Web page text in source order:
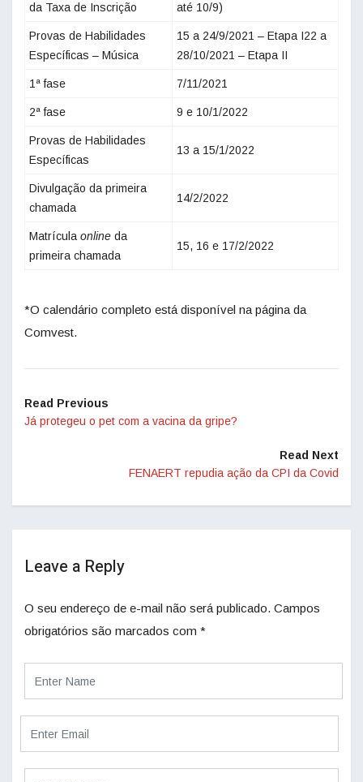
da Taxa de Inscrição até 10/9)
Provas de Habilidades
Específicas – Música
15 a 24/9/2021 – Etapa I22 a
28/10/2021 – Etapa II
1ª fase 7/11/2021
2ª fase 9 e 10/1/2022
Provas de Habilidades
Específicas
13 a 15/1/2022
Divulgação da primeira
chamada
14/2/2022
Matrículaonline da
primeira chamada
15, 16 e 17/2/2022
*O calendário completo está disponível na página da
Comvest.
Read Previous
Já protegeu o pet com a vacina da gripe?
Read Next
FENAERT repudia ação da CPI da Covid
Leave a Reply
O seu endereço de e-mail não será publicado. Campos
obrigatórios são marcados com *